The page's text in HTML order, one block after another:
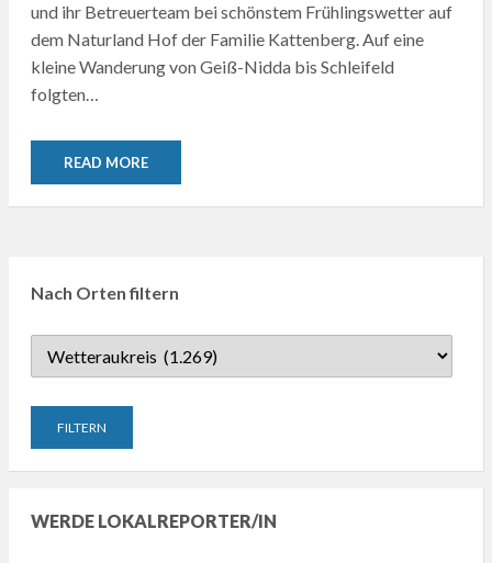
und ihr Betreuerteam bei schönstem Frühlingswetter auf
dem Naturland Hof der Familie Kattenberg. Auf eine
kleine Wanderung von Geiß-Nidda bis Schleifeld
folgten…
READ MORE
Nach Orten filtern
WERDE LOKALREPORTER/IN